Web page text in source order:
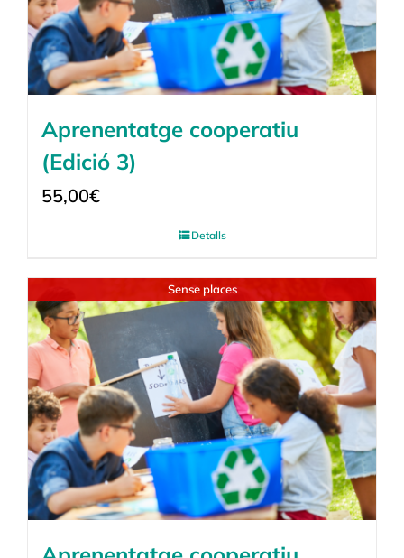
Aprenentatge cooperatiu
(Edició 3)
55,00€
Detalls
Sense places